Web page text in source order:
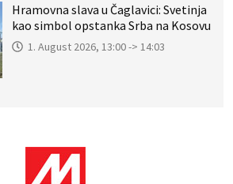
Hramovna slava u Čaglavici: Svetinja
kao simbol opstanka Srba na Kosovu
1. August 2026, 13:00 -> 14:03